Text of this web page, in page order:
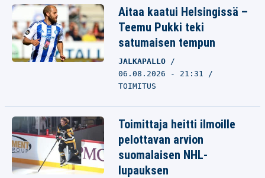
Aitaa kaatui Helsingissä –
Teemu Pukki teki
satumaisen tempun
JALKAPALLO
06.08.2026 - 21:31
TOIMITUS
Toimittaja heitti ilmoille
pelottavan arvion
suomalaisen NHL-
lupauksen